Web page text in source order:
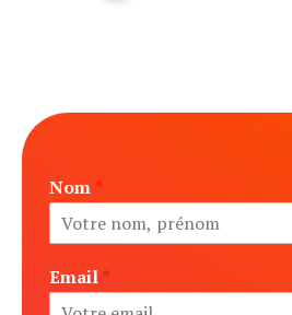
Nom *
Email *